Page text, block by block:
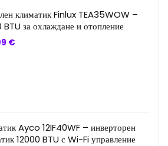
климатик Finlux TEA35WOW –
BTU за охлаждане и отопление
€
Ayco 12IF40WF – инверторен
12000 BTU с Wi-Fi управление